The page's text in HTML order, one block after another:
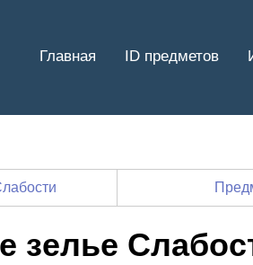
Главная ID предметов
зелье